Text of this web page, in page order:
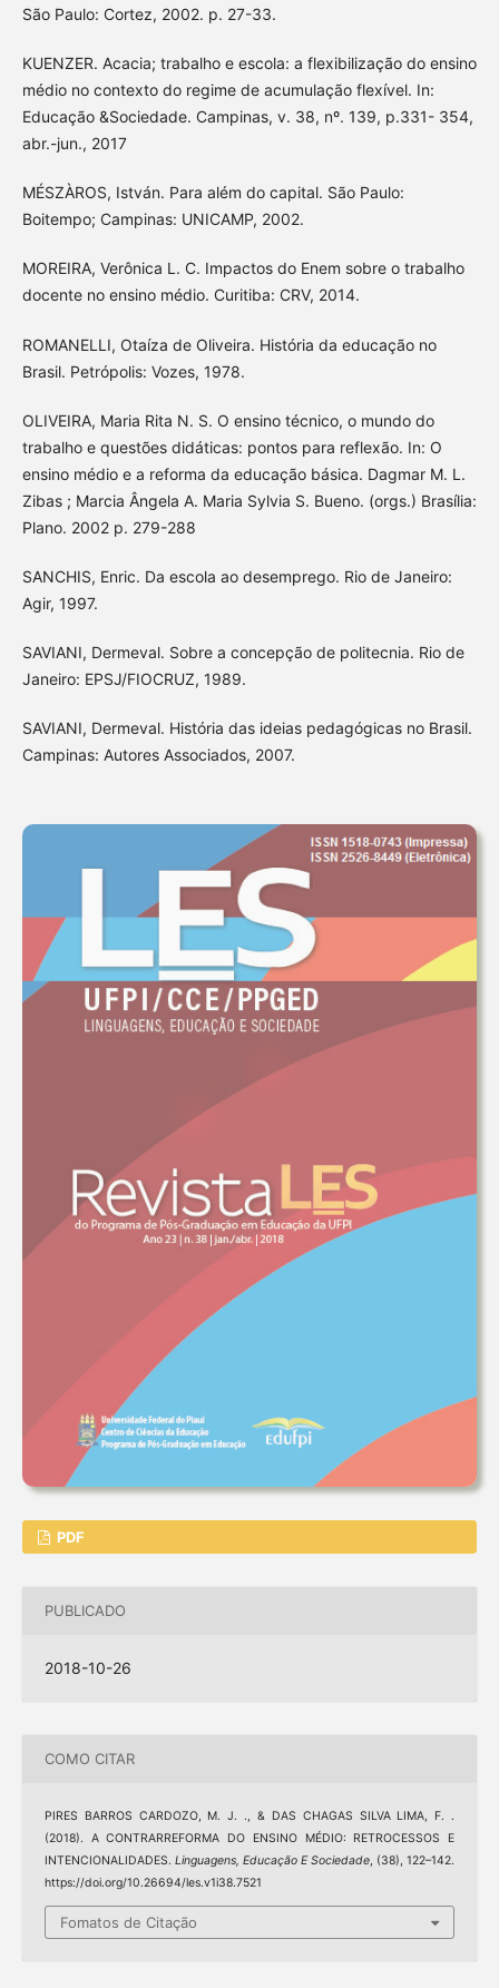
São Paulo: Cortez, 2002. p. 27-33.
KUENZER. Acacia; trabalho e escola: a flexibilização do ensino
médio no contexto do regime de acumulação flexível. In:
Educação &Sociedade. Campinas, v. 38, nº. 139, p.331- 354,
abr.-jun., 2017
MÉSZÀROS, István. Para além do capital. São Paulo:
Boitempo; Campinas: UNICAMP, 2002.
MOREIRA, Verônica L. C. Impactos do Enem sobre o trabalho
docente no ensino médio. Curitiba: CRV, 2014.
ROMANELLI, Otaíza de Oliveira. História da educação no
Brasil. Petrópolis: Vozes, 1978.
OLIVEIRA, Maria Rita N. S. O ensino técnico, o mundo do
trabalho e questões didáticas: pontos para reflexão. In: O
ensino médio e a reforma da educação básica. Dagmar M. L.
Zibas ; Marcia Ângela A. Maria Sylvia S. Bueno. (orgs.) Brasília:
Plano. 2002 p. 279-288
SANCHIS, Enric. Da escola ao desemprego. Rio de Janeiro:
Agir, 1997.
SAVIANI, Dermeval. Sobre a concepção de politecnia. Rio de
Janeiro: EPSJ/FIOCRUZ, 1989.
SAVIANI, Dermeval. História das ideias pedagógicas no Brasil.
Campinas: Autores Associados, 2007.
PDF
PUBLICADO
2018-10-26
COMO CITAR
PIRES BARROS CARDOZO, M. J. ., & DAS CHAGAS SILVA LIMA, F. .
(2018). A CONTRARREFORMA DO ENSINO MÉDIO: RETROCESSOS E
INTENCIONALIDADES. Linguagens, Educação E Sociedade, (38), 122–142.
https://doi.org/10.26694/les.v1i38.7521
Fomatos de Citação